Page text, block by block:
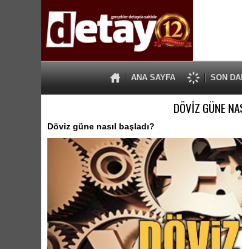
ANA SAYFA SON
DÖVİZ GÜNE
Döviz güne nasıl başladı?